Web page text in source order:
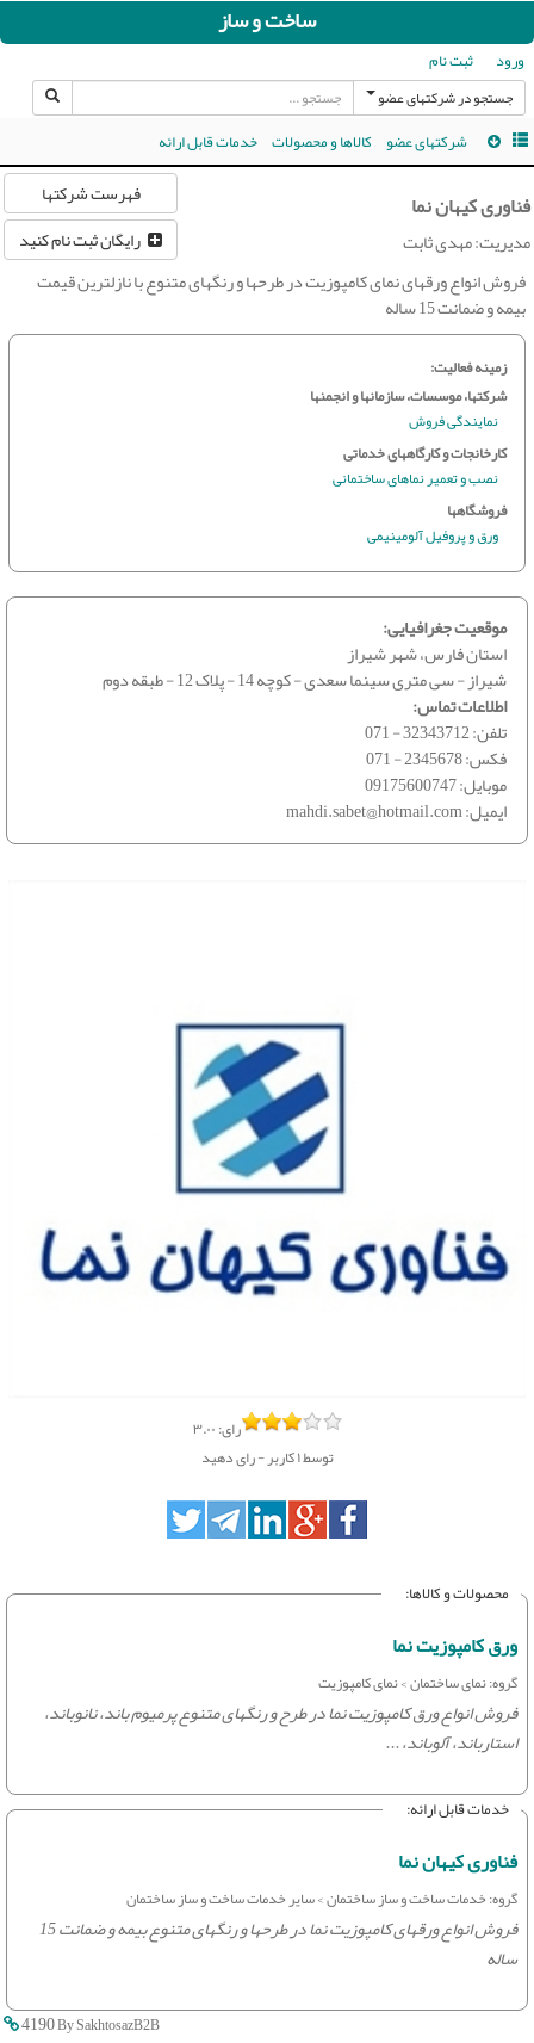
ساخت و ساز
ورود ثبت نام
جستجو در شرکتهای عضو
شرکتهای عضو کالاها و محصولات خدمات قابل ارائه
فهرست شرکتها
رایگان ثبت نام کنید
فناوری کیهان نما
مدیریت: مهدی ثابت
فروش انواع ورقهای نمای کامپوزیت در طرحها و رنگهای متنوع با نازلترین قیمت
بیمه و ضمانت 15 ساله
زمینه فعالیت:
شرکتها، موسسات، سازمانها و انجمنها
نمایندگی فروش
کارخانجات و کارگاههای خدماتی
نصب و تعمیر نماهای ساختمانی
فروشگاهها
ورق و پروفیل آلومینیمی
موقعیت جغرافیایی:
استان فارس، شهر شیراز
شیراز - سی متری سینما سعدی - کوچه 14 - پلاک 12 - طبقه دوم
اطلاعات تماس:
تلفن:071 - 32343712
فکس:071 - 2345678
موبایل:09175600747
ایمیل:mahdi.sabet@hotmail.com
رای:۳.۰۰
توسط۱کاربر -رای دهید
محصولات و کالاها:
ورق کامپوزیت نما
گروه: نمای ساختمان > نمای کامپوزیت
فروش انواع ورق کامپوزیت نما در طرح و رنگهای متنوع پرمیوم باند، نانوباند،
استارباند، آلوباند، ...
خدمات قابل ارائه:
فناوری کیهان نما
گروه: خدمات ساخت و ساز ساختمان > سایر خدمات ساخت و ساز ساختمان
فروش انواع ورقهای کامپوزیت نما در طرحها و رنگهای متنوع بیمه و ضمانت 15
ساله
4190By SakhtosazB2B